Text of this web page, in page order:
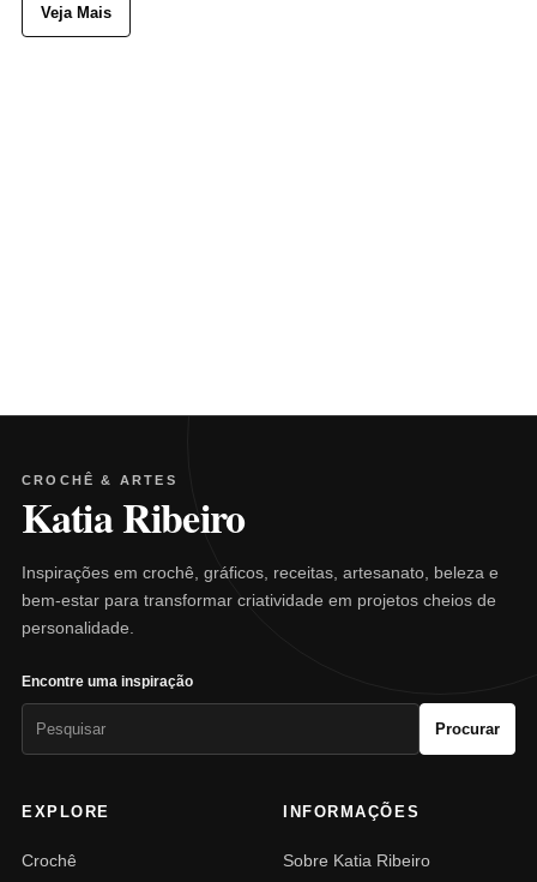
Veja Mais
CROCHÊ & ARTES
Katia Ribeiro
Inspirações em crochê, gráficos, receitas, artesanato, beleza e
bem-estar para transformar criatividade em projetos cheios de
personalidade.
Encontre uma inspiração
Procurar
EXPLORE
Crochê
INFORMAÇÕES
Sobre Katia Ribeiro